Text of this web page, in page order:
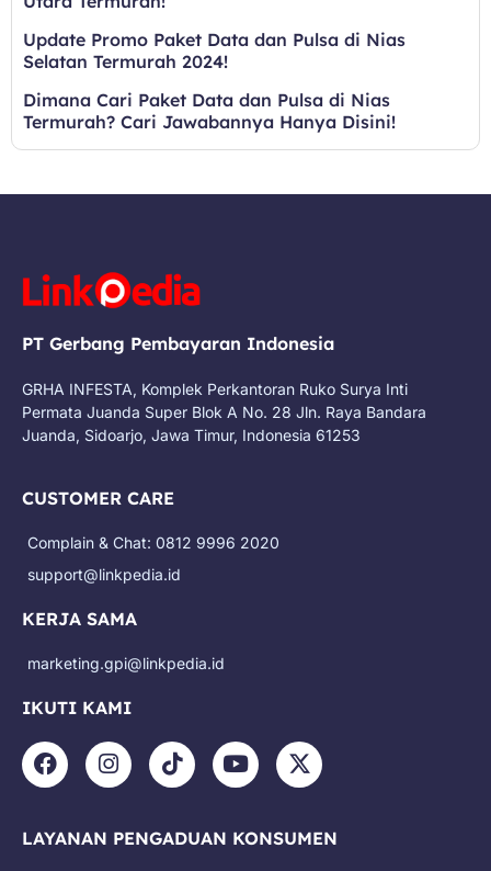
Update Promo Paket Data dan Pulsa di Nias
Selatan Termurah 2024!
Dimana Cari Paket Data dan Pulsa di Nias
Termurah? Cari Jawabannya Hanya Disini!
PT Gerbang Pembayaran Indonesia
GRHA INFESTA, Komplek Perkantoran Ruko Surya Inti
Permata Juanda Super Blok A No. 28 Jln. Raya Bandara
Juanda, Sidoarjo, Jawa Timur, Indonesia 61253
CUSTOMER CARE
Complain & Chat: 0812 9996 2020
support@linkpedia.id
KERJA SAMA
marketing.gpi@linkpedia.id
IKUTI KAMI
F
a
b
I
n
a
T
i
o
Y
o
u
X
-
i
LAYANAN PENGADUAN KONSUMEN